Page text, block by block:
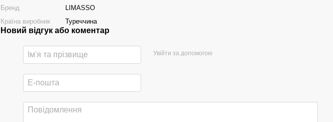
Бренд
LIMASSO
Країна виробник
Туреччина
Новий відгук або коментар
Увійти за допомогою